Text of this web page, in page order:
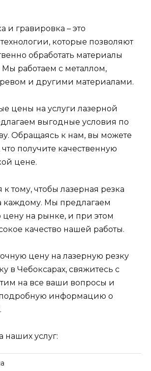
и гравировка – это
которые позволяют
обработать материалы
работаем с металлом,
и другими материалами.
цены на услуги лазерной
выгодные условия по
Обращаясь к нам, вы можете
получите качественную
цене.
тому, чтобы лазерная резка
каждому. Мы предлагаем
цену на рынке, и при этом
качество нашей работы.
цену на лазерную резку
в Чебоксарах, свяжитесь с
на все ваши вопросы и
информацию о
наших услуг: